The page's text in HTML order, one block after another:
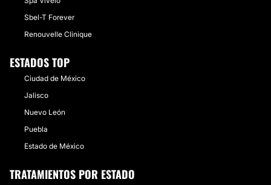
Sbel-T Forever
Renouvelle Clinique
ESTADOS TOP
Ciudad de México
Jalisco
Nuevo León
Puebla
Estado de México
TRATAMIENTOS POR ESTADO